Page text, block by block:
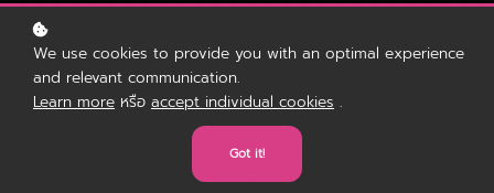
ลองเรียนฟรี
ITZY กับการ Come back ครั้งยิ่งใหญ่ ในเพลง “LOCO”
พร้อมอัลบั้มเต็มชุดแรกหลังเดบิวต์ได้ 2 ปี โดยใช้ชื่อว่า
อัลบั้มว่า CRAZY IN LOVE พร้อมท่าเต้นที่มีเอกลักษณ์
We use cookies to provide you with an optimal experience
and relevant communication.
Learn more หรือ accept individual cookies .
Got it!